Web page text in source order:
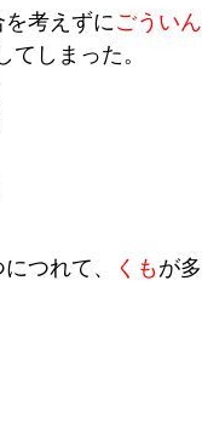
考えずにごういん
てしまった。
つれて、 くもが